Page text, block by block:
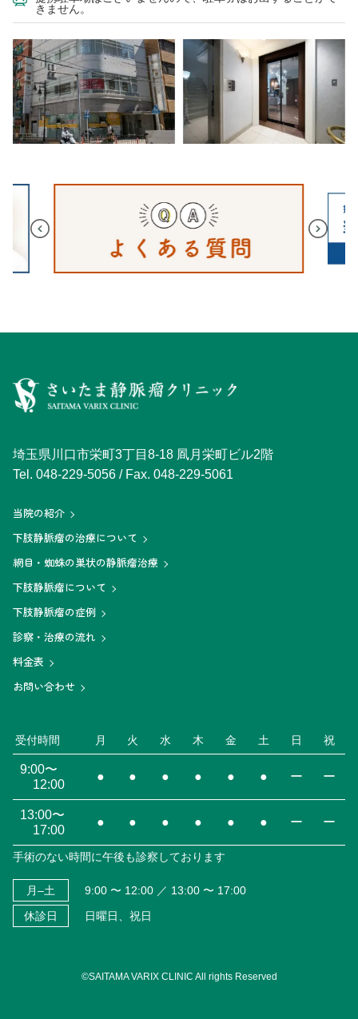
きません。
埼玉県川口市栄町3丁目8-18 凮月栄町ビル2階
Tel. 048-229-5056 / Fax. 048-229-5061
当院の紹介
下肢静脈瘤の治療について
網目・蜘蛛の巣状の静脈瘤治療
下肢静脈瘤について
下肢静脈瘤の症例
診察・治療の流れ
料金表
お問い合わせ
受付時間 月 火 水 木 金 土 日 祝
9:00〜
12:00
● ● ● ● ● ● ー ー
13:00〜
17:00
● ● ● ● ● ● ー ー
手術のない時間に午後も診察しております
月–土
9:00 〜 12:00 ／ 13:00 〜 17:00
休診日
日曜日、祝日
©SAITAMA VARIX CLINIC All rights Reserved